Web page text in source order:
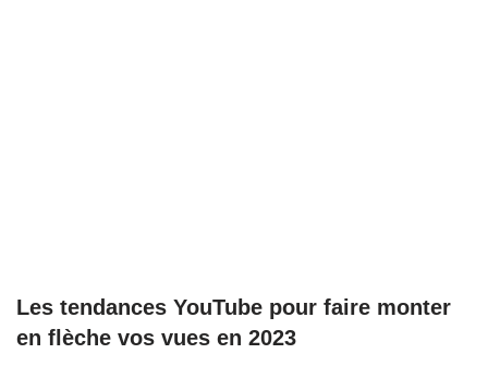
Les tendances YouTube pour faire monter
en flèche vos vues en 2023